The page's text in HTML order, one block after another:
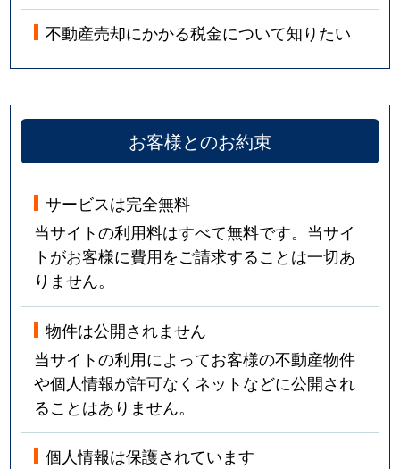
不動産売却にかかる税金について知りたい
お客様とのお約束
サービスは完全無料
当サイトの利用料はすべて無料です。当サイ
トがお客様に費用をご請求することは一切あ
りません。
物件は公開されません
当サイトの利用によってお客様の不動産物件
や個人情報が許可なくネットなどに公開され
ることはありません。
個人情報は保護されています